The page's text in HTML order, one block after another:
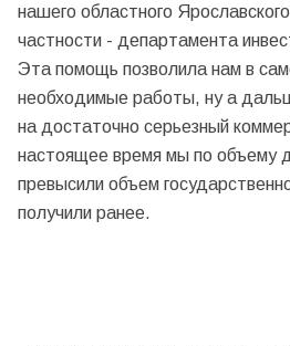
нашего областного
частности - департамента
Эта помощь позволила нам в
необходимые работы, ну а
на достаточно серьезный
настоящее время мы по объему
превысили объем
получили ранее.